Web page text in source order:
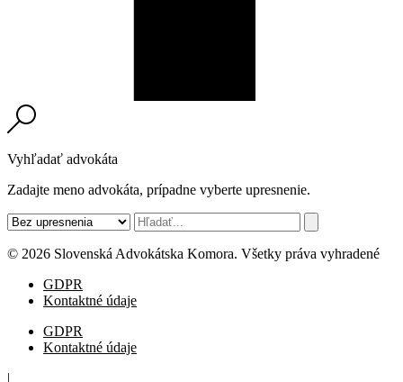
Vyhľadať advokáta
Zadajte meno advokáta, prípadne vyberte upresnenie.
© 2026 Slovenská Advokátska Komora. Všetky práva vyhradené
GDPR
Kontaktné údaje
GDPR
Kontaktné údaje
|